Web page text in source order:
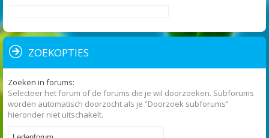
ZOEKOPTIES
Zoeken in forums:
Selecteer het forum of de forums die je wil doorzoeken. Subforums
worden automatisch doorzocht als je “Doorzoek subforums“
hieronder niet uitschakelt.